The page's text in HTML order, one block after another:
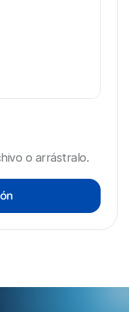
o arrástralo.